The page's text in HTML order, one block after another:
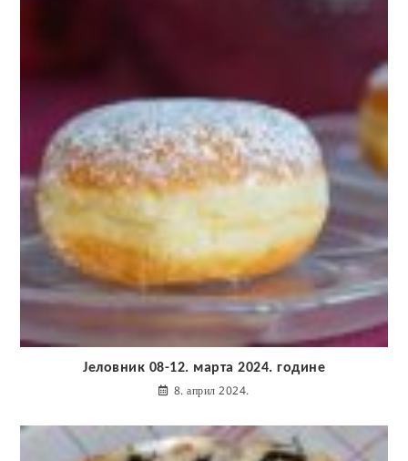
Јеловник 08-12. марта 2024. године
8. април 2024.